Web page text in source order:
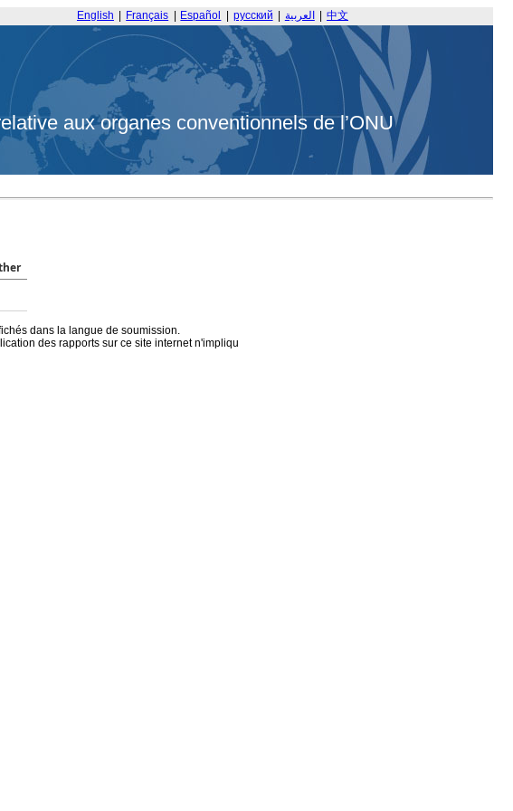
English Français Español русский العربية 中文
aux organes conventionnels de l’ONU
dans la langue de soumission.
des rapports sur ce site internet n'impliqu